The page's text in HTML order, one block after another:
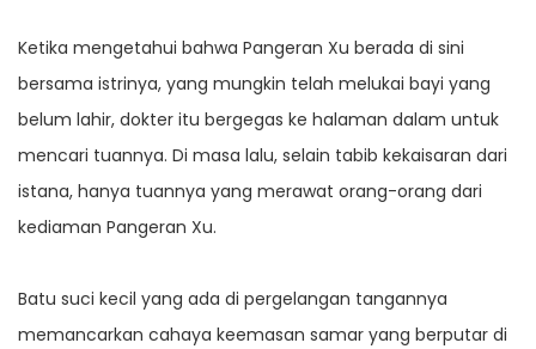
Ketika mengetahui bahwa Pangeran Xu berada di sini
bersama istrinya, yang mungkin telah melukai bayi yang
belum lahir, dokter itu bergegas ke halaman dalam untuk
mencari tuannya. Di masa lalu, selain tabib kekaisaran dari
istana, hanya tuannya yang merawat orang-orang dari
kediaman Pangeran Xu.
Batu suci kecil yang ada di pergelangan tangannya
memancarkan cahaya keemasan samar yang berputar di